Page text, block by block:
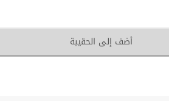
أضف إلى الحقيبة